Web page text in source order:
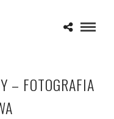
– FOTOGRAFIA